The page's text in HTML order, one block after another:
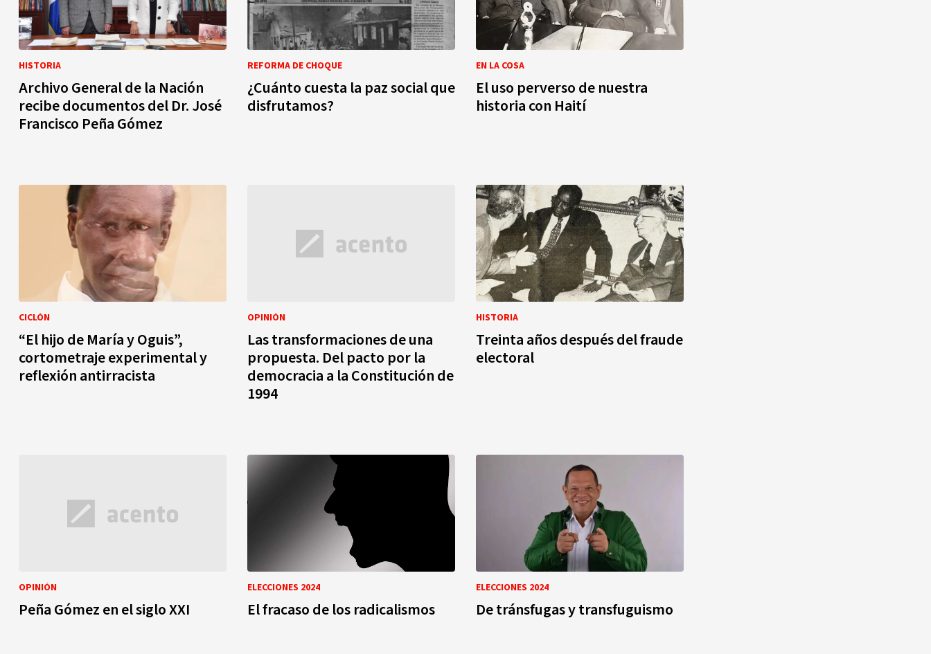
HISTORIA
Archivo General de la Nación
recibe documentos del Dr. José
Francisco Peña Gómez
REFORMA DE CHOQUE
¿Cuánto cuesta la paz social que
disfrutamos?
EN LA COSA
El uso perverso de nuestra
historia con Haití
CICLÓN
“El hijo de María y Oguis”,
cortometraje experimental y
reflexión antirracista
OPINIÓN
Las transformaciones de una
propuesta. Del pacto por la
democracia a la Constitución de
1994
HISTORIA
Treinta años después del fraude
electoral
OPINIÓN
Peña Gómez en el siglo XXI
ELECCIONES 2024
El fracaso de los radicalismos
ELECCIONES 2024
De tránsfugas y transfuguismo